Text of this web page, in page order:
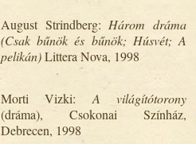
August Strindberg: Három dráma
(Csak bűnök és bűnök; Húsvét; A
pelikán)Littera Nova, 1998
Morti Vizki: A világítótorony
(dráma), Csokonai Színház,
Debrecen, 1998